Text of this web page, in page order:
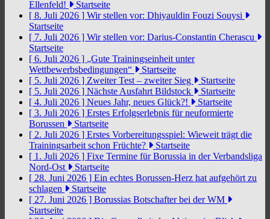
Ellenfeld!
Startseite
[ 8. Juli 2026 ] Wir stellen vor: Dhiyauldin Fouzi Souysi
Startseite
[ 7. Juli 2026 ] Wir stellen vor: Darius-Constantin Cherascu
Startseite
[ 6. Juli 2026 ] „Gute Trainingseinheit unter
Wettbewerbsbedingungen“
Startseite
[ 5. Juli 2026 ] Zweiter Test – zweiter Sieg
Startseite
[ 5. Juli 2026 ] Nächste Ausfahrt Bildstock
Startseite
[ 4. Juli 2026 ] Neues Jahr, neues Glück?!
Startseite
[ 3. Juli 2026 ] Erstes Erfolgserlebnis für neuformierte
Borussen
Startseite
[ 2. Juli 2026 ] Erstes Vorbereitungsspiel: Wieweit trägt die
Trainingsarbeit schon Früchte?
Startseite
[ 1. Juli 2026 ] Fixe Termine für Borussia in der Verbandsliga
Nord-Ost
Startseite
[ 28. Juni 2026 ] Ein echtes Borussen-Herz hat aufgehört zu
schlagen
Startseite
[ 27. Juni 2026 ] Borussias Botschafter bei der WM
Startseite